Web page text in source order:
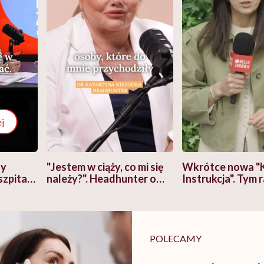
"Jestem w ciąży, co mi się
należy?". Headhunter o
pracy
Wkrótce nowa
Instrukcja". Tym
POLECAMY